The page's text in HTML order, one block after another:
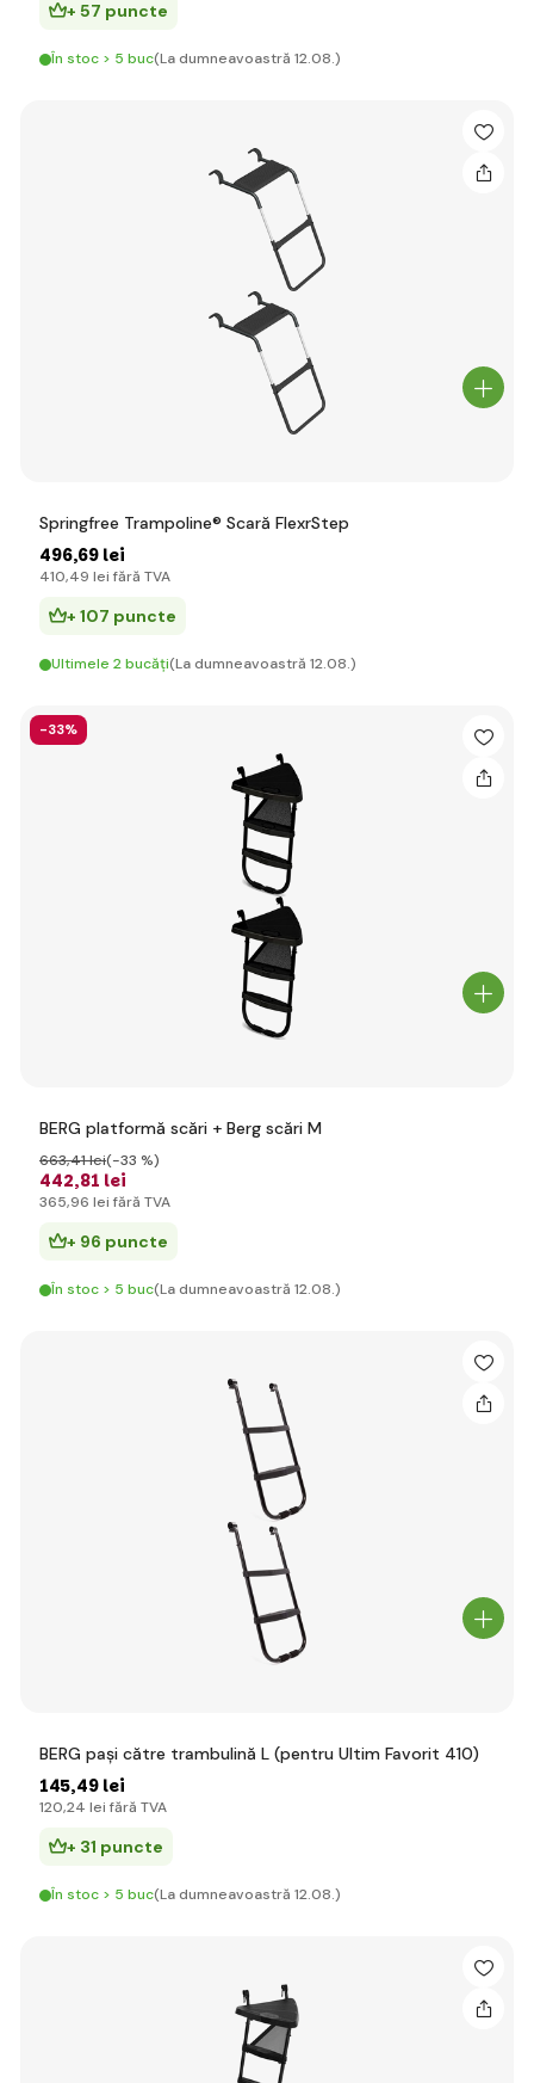
+ 57 puncte
În stoc > 5 buc(La dumneavoastră 12.08.)
Springfree Trampoline® Scară FlexrStep
496,69 lei
410,49 lei fără TVA
+ 107 puncte
Ultimele 2 bucăți(La dumneavoastră 12.08.)
-33%
BERG platformă scări + Berg scări M
442,81 lei
663,41 lei(-33 %)
365,96 lei fără TVA
+ 96 puncte
În stoc > 5 buc(La dumneavoastră 12.08.)
BERG pași către trambulină L (pentru Ultim Favorit 410)
145,49 lei
120,24 lei fără TVA
+ 31 puncte
În stoc > 5 buc(La dumneavoastră 12.08.)